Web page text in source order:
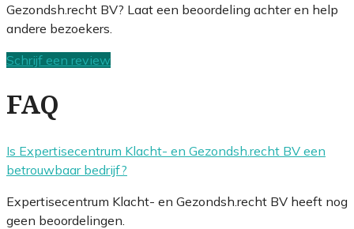
Gezondsh.recht BV? Laat een beoordeling achter en help
andere bezoekers.
Schrijf een review
FAQ
Is Expertisecentrum Klacht- en Gezondsh.recht BV een
betrouwbaar bedrijf?
Expertisecentrum Klacht- en Gezondsh.recht BV heeft nog
geen beoordelingen.